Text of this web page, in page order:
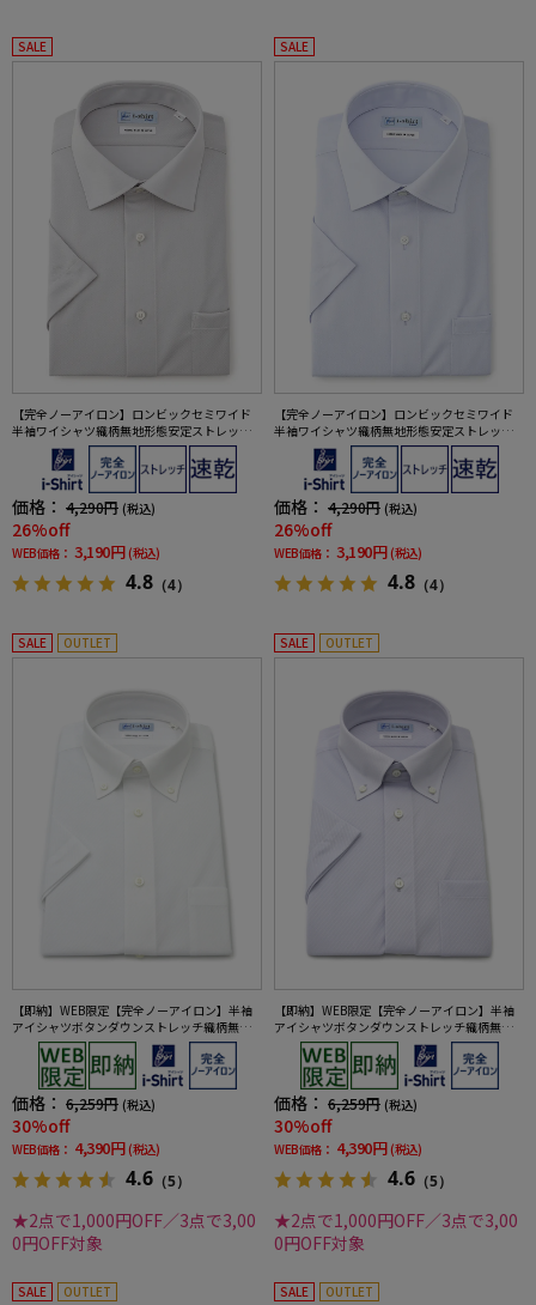
SALE
【完全ノーアイロン】ロンビックセミワイド
半袖ワイシャツ織柄無地形態安定ストレッチ
吸汗速乾ワイシャツ春夏
価格： 4,290円 (税込)
26%off
WEB価格： 3,190円 (税込)
4.8 （4）
SALE
【完全ノーアイロン】ロンビックセミワイド
半袖ワイシャツ織柄無地形態安定ストレッチ
吸汗速乾ワイシャツ春夏
価格： 4,290円 (税込)
26%off
WEB価格： 3,190円 (税込)
4.8 （4）
SALE OUTLET
【即納】WEB限定【完全ノーアイロン】半袖
アイシャツボタンダウンストレッチ織柄無地i-
shirtワイシャツ春夏
価格： 6,259円 (税込)
30%off
WEB価格： 4,390円 (税込)
4.6 （5）
★2点で1,000円OFF／3点で3,00
0円OFF対象
SALE OUTLET
【即納】WEB限定【完全ノーアイロン】半袖
アイシャツボタンダウンストレッチ織柄無地i-
shirtワイシャツ春夏
価格： 6,259円 (税込)
30%off
WEB価格： 4,390円 (税込)
4.6 （5）
★2点で1,000円OFF／3点で3,00
0円OFF対象
SALE OUTLET SALE OUTLET